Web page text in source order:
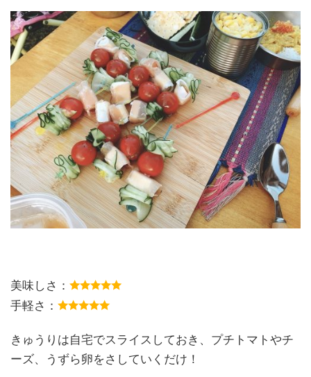
美味しさ：
手軽さ：
きゅうりは自宅でスライスしておき、プチトマトやチ
ーズ、うずら卵をさしていくだけ！